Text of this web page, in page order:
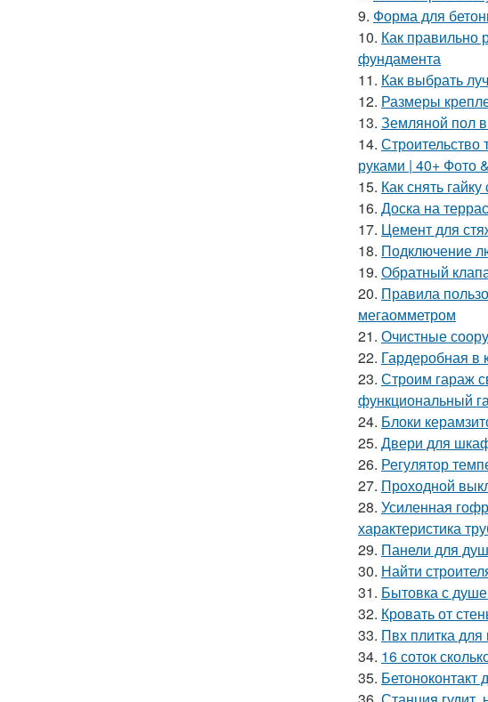
9. Форма для
10. Как правильно
фундамента
11. Как выбрать
12. Размеры
13. Земляной пол в
14. Строительство
руками | 40+ Фото
15. Как снять
16. Доска на
17. Цемент для
18. Подключение
19. Обратный
20. Правила
мегаомметром
21. Очистные
22. Гардеробная в
23. Строим гараж
функциональный
24. Блоки
25. Двери для
26. Регулятор
27. Проходной
28. Усиленная
характеристика
29. Панели для
30. Найти
31. Бытовка с
32. Кровать от
33. Пвх плитка
34. 16 соток
35.